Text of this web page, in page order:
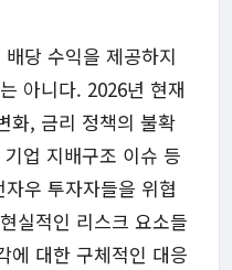
당 수익을 제공하지
아니다. 2026년 현재
화, 금리 정책의 불확
업 지배구조 이슈 등
우 투자자들을 위협
실적인 리스크 요소들
에 대한 구체적인 대응